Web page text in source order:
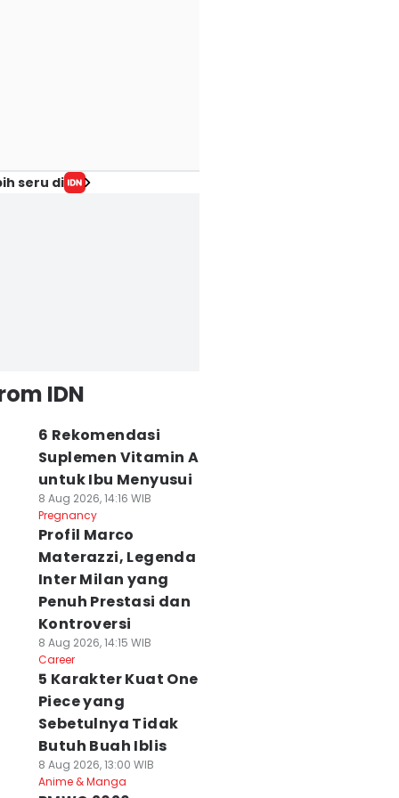
seru di
IDN
6 Rekomendasi
Suplemen Vitamin A
untuk Ibu Menyusui
8 Aug 2026, 14:16 WIB
Pregnancy
Profil Marco
Materazzi, Legenda
Inter Milan yang
Penuh Prestasi dan
Kontroversi
8 Aug 2026, 14:15 WIB
Career
5 Karakter Kuat One
Piece yang
Sebetulnya Tidak
Butuh Buah Iblis
8 Aug 2026, 13:00 WIB
Anime & Manga